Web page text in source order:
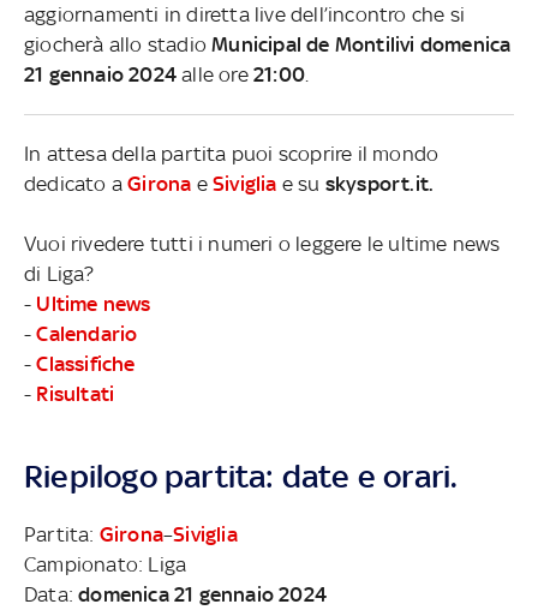
aggiornamenti in diretta live dell’incontro che si
giocherà allo stadioMunicipal de Montilivi domenica
21 gennaio 2024 alle ore 21:00
In attesa della partita puoi scoprire il mondo
dedicato aGirona eSiviglia e su skysport.it.
Vuoi rivedere tutti i numeri o leggere le ultime news
di Liga?
- Ultime news
-Calendario
-Classifiche
- Risultati
Riepilogo partita: date e orari.
Partita: Girona–Siviglia
Campionato: Liga
Data:domenica 21 gennaio 2024